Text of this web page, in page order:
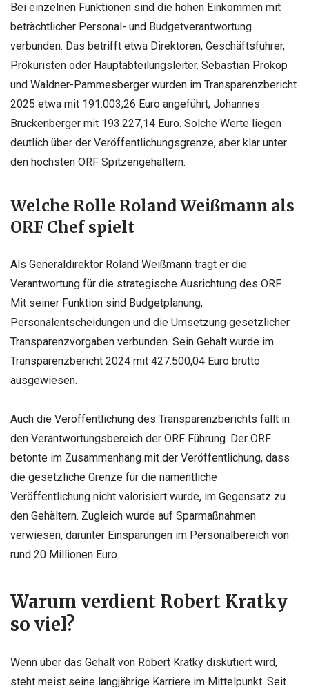
Bei einzelnen Funktionen sind die hohen Einkommen mit
beträchtlicher Personal- und Budgetverantwortung
verbunden. Das betrifft etwa Direktoren, Geschäftsführer,
Prokuristen oder Hauptabteilungsleiter. Sebastian Prokop
und Waldner-Pammesberger wurden im Transparenzbericht
2025 etwa mit 191.003,26 Euro angeführt, Johannes
Bruckenberger mit 193.227,14 Euro. Solche Werte liegen
deutlich über der Veröffentlichungsgrenze, aber klar unter
den höchsten ORF Spitzengehältern.
Welche Rolle Roland Weißmann als
ORF Chef spielt
Als Generaldirektor Roland Weißmann trägt er die
Verantwortung für die strategische Ausrichtung des ORF.
Mit seiner Funktion sind Budgetplanung,
Personalentscheidungen und die Umsetzung gesetzlicher
Transparenzvorgaben verbunden. Sein Gehalt wurde im
Transparenzbericht 2024 mit 427.500,04 Euro brutto
ausgewiesen.
Auch die Veröffentlichung des Transparenzberichts fällt in
den Verantwortungsbereich der ORF Führung. Der ORF
betonte im Zusammenhang mit der Veröffentlichung, dass
die gesetzliche Grenze für die namentliche
Veröffentlichung nicht valorisiert wurde, im Gegensatz zu
den Gehältern. Zugleich wurde auf Sparmaßnahmen
verwiesen, darunter Einsparungen im Personalbereich von
rund 20 Millionen Euro.
Warum verdient Robert Kratky
so viel?
Wenn über das Gehalt von Robert Kratky diskutiert wird,
steht meist seine langjährige Karriere im Mittelpunkt. Seit